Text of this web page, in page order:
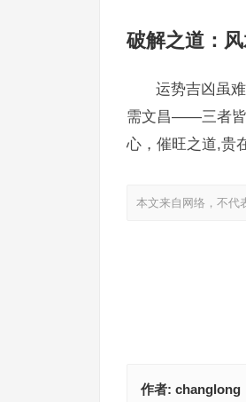
破解之道：
运势吉凶虽
需文昌——三者皆
心，催旺之道,贵
本文来自网络，不代
作者: changlong